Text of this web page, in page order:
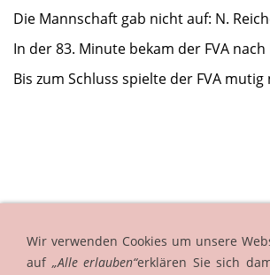
Die Mannschaft gab nicht auf: N.
In der 83. Minute bekam der FVA
Bis zum Schluss spielte der FVA
Wir verwenden Cookies um unsere
auf „Alle erlauben“erklären Sie sich